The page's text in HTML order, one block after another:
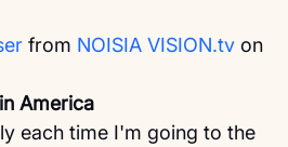
from NOISIA VISION.tv on
America